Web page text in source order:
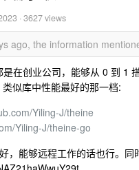
· 3627 views
ago, the information
在创业公司，能够从 0 到 1
似库中性能最好的那一档:
Yiling-J/theine
Yiling-J/theine-go
，能够远程工作的话也行。